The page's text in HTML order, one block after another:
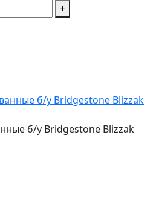
+
б/у Bridgestone Blizzak